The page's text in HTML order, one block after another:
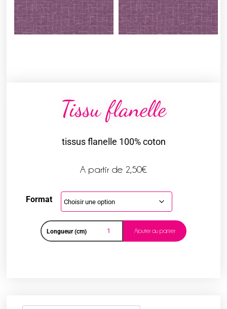
Tissu flanelle
tissus flanelle 100% coton
A partir de 2,50€
Format
Longueur (cm) Ajouter au panier